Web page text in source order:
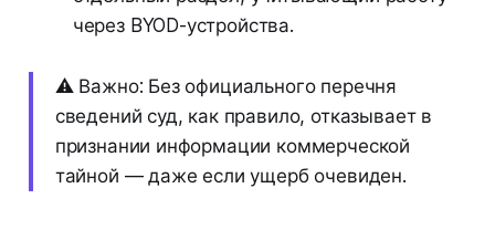
через BYOD-устройства.
⚠️ Важно: Без официального перечня
сведений суд, как правило, отказывает в
признании информации коммерческой
тайной — даже если ущерб очевиден.